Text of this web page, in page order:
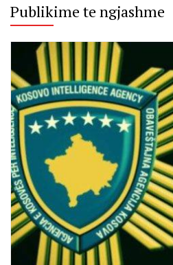
Publikime te ngjashme